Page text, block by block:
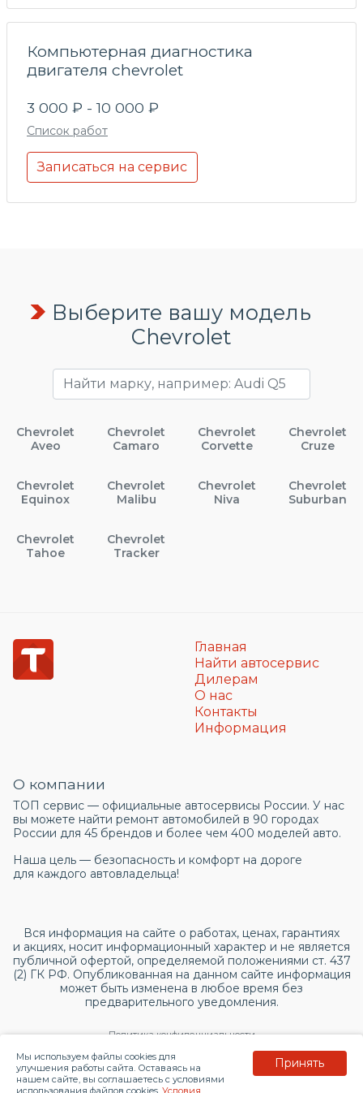
Компьютерная диагностика
двигателя chevrolet
3 000 ₽ - 10 000 ₽
Список работ
Записаться на сервис
Выберите вашу модель
Chevrolet
Chevrolet
Aveo
Chevrolet
Camaro
Chevrolet
Corvette
Chevrolet
Cruze
Chevrolet
Equinox
Chevrolet
Malibu
Chevrolet
Niva
Chevrolet
Suburban
Chevrolet
Tahoe
Chevrolet
Tracker
Главная
Найти автосервис
Дилерам
О нас
Контакты
Информация
О компании
ТОП сервис — официальные автосервисы России. У нас
вы можете найти ремонт автомобилей в 90 городах
России для 45 брендов и более чем 400 моделей авто.
Наша цель — безопасность и комфорт на дороге
для каждого автовладельца!
Вся информация на сайте о работах, ценах, гарантиях
и акциях, носит информационный характер и не является
публичной офертой, определяемой положениями ст. 437
(2) ГК РФ. Опубликованная на данном сайте информация
может быть изменена в любое время без
предварительного уведомления.
Политика конфиденциальности
Согласие на обработку персональных данных
Мы используем файлы cookies для
улучшения работы сайта. Оставаясь на
нашем сайте, вы соглашаетесь с условиями
использования файлов cookies. Условия
Принять